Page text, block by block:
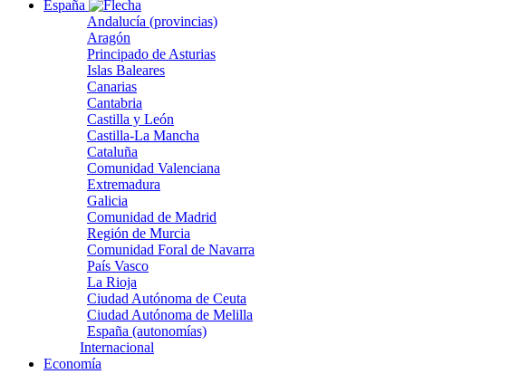
España
Andalucía (provincias)
Aragón
Principado de Asturias
Islas Baleares
Canarias
Cantabria
Castilla y León
Castilla-La Mancha
Cataluña
Comunidad Valenciana
Extremadura
Galicia
Comunidad de Madrid
Región de Murcia
Comunidad Foral de Navarra
País Vasco
La Rioja
Ciudad Autónoma de Ceuta
Ciudad Autónoma de Melilla
España (autonomías)
Internacional
Economía